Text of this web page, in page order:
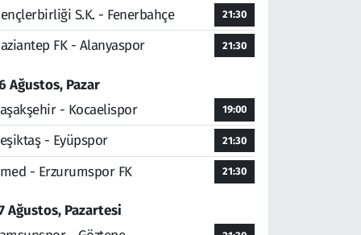
S.K. - Fenerbahçe 21:30
FK - Alanyaspor 21:30
Ağustos, Pazar
- Kocaelispor
19:00
- Eyüpspor 21:30
- Erzurumspor FK 21:30
Ağustos, Pazartesi